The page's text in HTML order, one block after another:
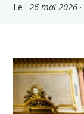
Le :26 mai 2026 ·